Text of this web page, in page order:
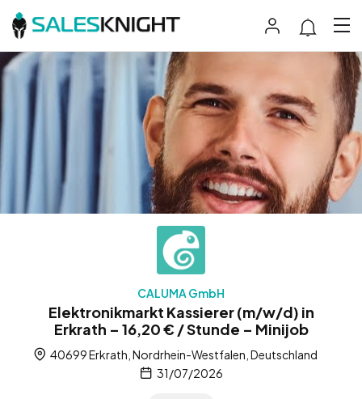
CALUMA GmbH
Elektronikmarkt Kassierer (m/w/d) in
Erkrath – 16,20 € / Stunde – Minijob
40699 Erkrath, Nordrhein-Westfalen, Deutschland
31/07/2026